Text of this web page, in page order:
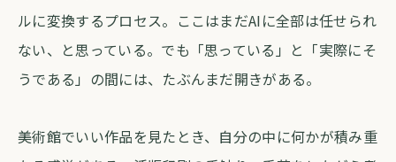
ルに変換するプロセス。ここはまだAIに全部は任せられ
ない、と思っている。でも「思っている」と「実際にそ
うである」の間には、たぶんまだ開きがある。
美術館でいい作品を見たとき、自分の中に何かが積み重